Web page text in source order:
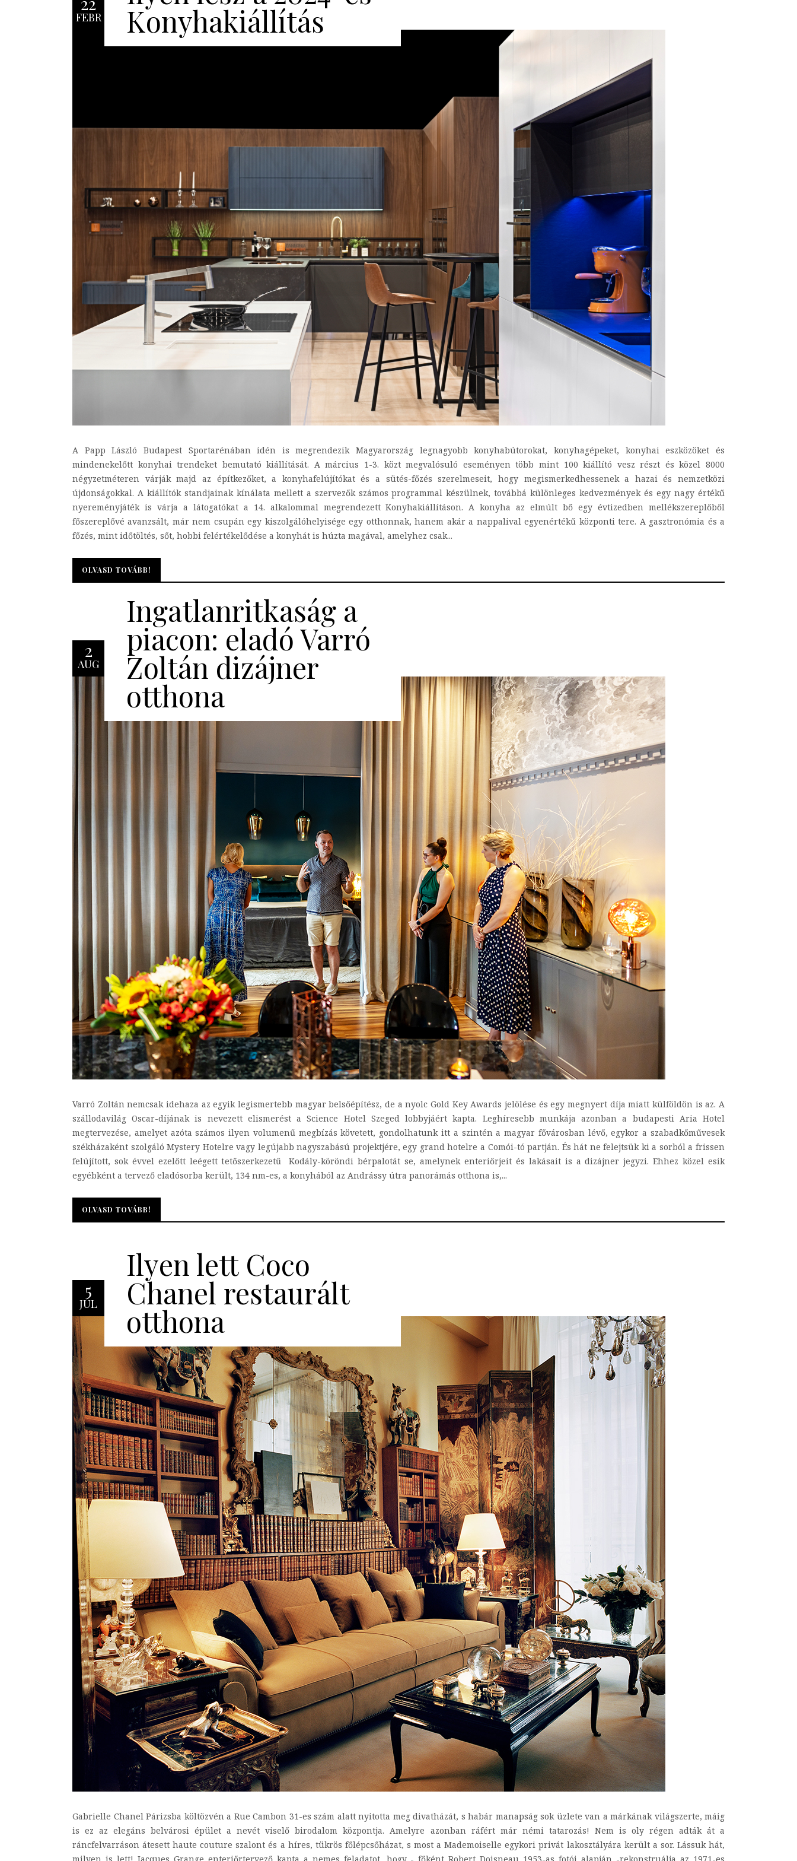
FEBR Konyhakiállítás
A Papp László Budapest Sportarénában idén is megrendezik Magyarország legnagyobb konyhabútorokat, konyhagépeket, konyhai eszközöket és
mindenekelőtt konyhai trendeket bemutató kiállítását. A március 1-3. közt megvalósuló eseményen több mint 100 kiállító vesz részt és közel 8000
négyzetméteren várják majd az építkezőket, a konyhafelújítókat és a sütés-főzés szerelmeseit, hogy megismerkedhessenek a hazai és nemzetközi
újdonságokkal. A kiállítók standjainak kínálata mellett a szervezők számos programmal készülnek, továbbá különleges kedvezmények és egy nagy értékű
nyereményjáték is várja a látogatókat a 14. alkalommal megrendezett Konyhakiállításon. A konyha az elmúlt bő egy évtizedben mellékszereplőből
főszereplővé avanzsált, már nem csupán egy kiszolgálóhelyisége egy otthonnak, hanem akár a nappalival egyenértékű központi tere. A gasztronómia és a
főzés, mint időtöltés, sőt, hobbi felértékelődése a konyhát is húzta magával, amelyhez csak...
OLVASD TOVÁBB!
OLVASD TOVÁBB!
2
AUG
Ingatlanritkaság a
piacon: eladó Varró
Zoltán dizájner
otthona
Varró Zoltán nemcsak idehaza az egyik legismertebb magyar belsőépítész, de a nyolc Gold Key Awards jelölése és egy megnyert díja miatt külföldön is az. A
szállodavilág Oscar-díjának is nevezett elismerést a Science Hotel Szeged lobbyjáért kapta. Leghíresebb munkája azonban a budapesti Aria Hotel
megtervezése, amelyet azóta számos ilyen volumenű megbízás követett, gondolhatunk itt a szintén a magyar fővárosban lévő, egykor a szabadkőművesek
székházaként szolgáló Mystery Hotelre vagy legújabb nagyszabású projektjére, egy grand hotelre a Comói-tó partján. És hát ne felejtsük ki a sorból a frissen
felújított, sok évvel ezelőtt leégett tetőszerkezetű Kodály-köröndi bérpalotát se, amelynek enteriőrjeit és lakásait is a dizájner jegyzi. Ehhez közel esik
egyébként a tervező eladósorba került, 134 nm-es, a konyhából az Andrássy útra panorámás otthona is,...
OLVASD TOVÁBB!
OLVASD TOVÁBB!
5
JÚL
Ilyen lett Coco
Chanel restaurált
otthona
Gabrielle Chanel Párizsba költözvén a Rue Cambon 31-es szám alatt nyitotta meg divatházát, s habár manapság sok üzlete van a márkának világszerte, máig
is ez az elegáns belvárosi épület a nevét viselő birodalom központja. Amelyre azonban ráfért már némi tatarozás! Nem is oly régen adták át a
ráncfelvarráson átesett haute couture szalont és a híres, tükrös főlépcsőházat, s most a Mademoiselle egykori privát lakosztályára került a sor. Lássuk hát,